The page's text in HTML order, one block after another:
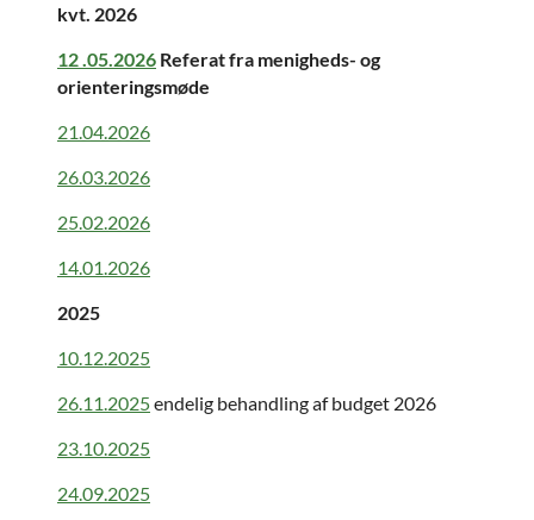
kvt. 2026
12 .05.2026 Referat fra menigheds- og
orienteringsmøde
21.04.2026
26.03.2026
25.02.2026
14.01.2026
2025
10.12.2025
26.11.2025endelig behandling af budget 2026
23.10.2025
24.09.2025